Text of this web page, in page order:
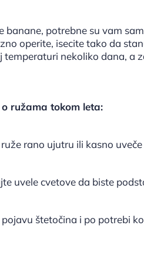
banane, potrebne su vam
operite, isecite tako da
temperaturi nekoliko dana, a
ružama tokom leta:
rano ujutru ili kasno
uvele cvetove da biste
štetočina i po potrebi